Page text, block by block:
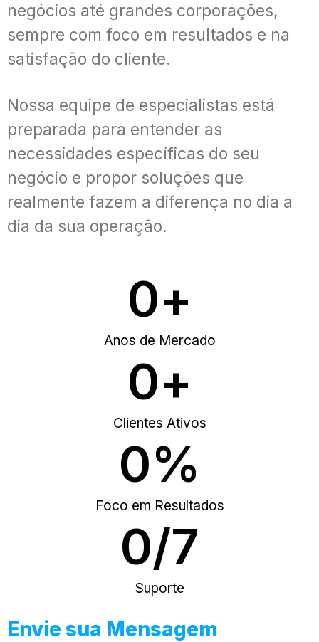
negócios até grandes corporações,
sempre com foco em resultados e na
satisfação do cliente.
Nossa equipe de especialistas está
preparada para entender as
necessidades específicas do seu
negócio e propor soluções que
realmente fazem a diferença no dia a
dia da sua operação.
Anos de Mercado
0+
Clientes Ativos
0+
Foco em Resultados
0%
Suporte
0/7
Envie sua Mensagem